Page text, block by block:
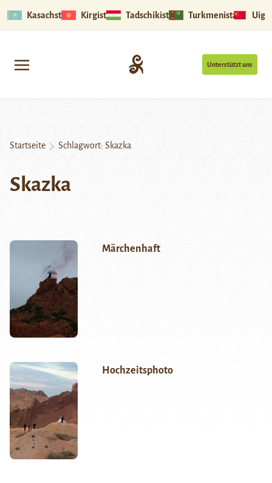
Kasachstan Kirgistan Tadschikistan Turkmenistan
Unterstützt uns
Startseite Schlagwort: Skazka
Skazka
Märchenhaft
Hochzeitsphoto